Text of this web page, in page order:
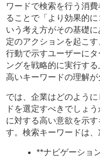
ワードで検索を行う消
ることで「より効果的
いう考え方がその基礎
定のアクションを起こ
行動で示すユーザーに
ングを戦略的に実行す
高いキーワードの理解が
では、企業はどのよう
ドを選定すべきでしょ
に対する高い意欲を示
す。検索キーワードは、
**ナビゲーショ